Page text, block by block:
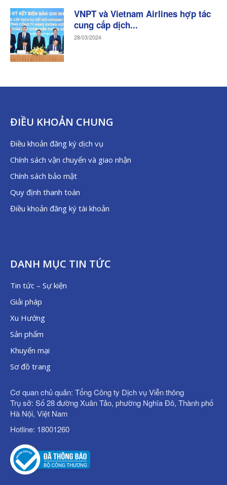
VNPT và Vietnam Airlines hợp tác
cung cấp dịch...
28/03/2024
ĐIỀU KHOẢN CHUNG
Điều khoản đăng ký dịch vụ
Chính sách vận chuyển và giao nhận
Chính sách bảo mật
Quy định thanh toán
Điều khoản đăng ký tài khoản
DANH MỤC TIN TỨC
Tin tức – Sự kiện
Giải pháp
Xu Hướng
Sản phẩm
Khuyến mại
Sơ đồ trang
Cơ quan chủ quản: Tổng Công ty Dịch vụ Viễn thông
Trụ sở: Số 28 đường Xuân Tảo, phường Nghĩa Đô, Thành phố
Hà Nội, Việt Nam
Hotline: 18001260